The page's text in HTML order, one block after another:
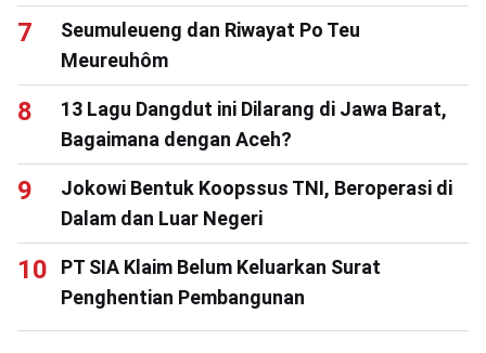
Seumuleueng dan Riwayat Po Teu
Meureuhôm
13 Lagu Dangdut ini Dilarang di Jawa Barat,
Bagaimana dengan Aceh?
Jokowi Bentuk Koopssus TNI, Beroperasi di
Dalam dan Luar Negeri
PT SIA Klaim Belum Keluarkan Surat
Penghentian Pembangunan